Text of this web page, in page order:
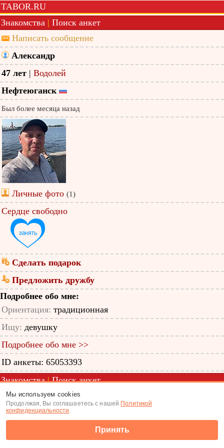
TABOR.RU
Знакомства | Поиск анкет
Написать сообщение
Александр
47 лет | Водолей
Нефтеюганск
Был более месяца назад
Личные фото (1)
Сердце свободно
Сделать подарок
Предложить дружбу
Подробнее обо мне:
Ориентация: традиционная
Ищу: девушку
Подробнее обо мне >>
ID анкеты: 65053393
Знакомства|Поиск анкет
(c) Tabor.ru 2026
Мы используем cookies
Продолжая, Вы соглашаетесь с нашей Политикой
конфиденциальности.
Принять